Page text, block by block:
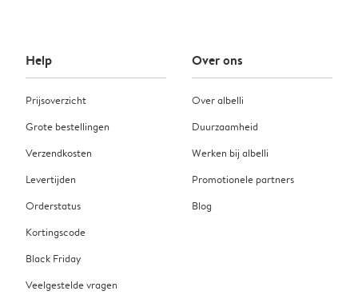
Help
Prijsoverzicht
Grote bestellingen
Verzendkosten
Levertijden
Orderstatus
Kortingscode
Black Friday
Veelgestelde vragen
Over ons
Over albelli
Duurzaamheid
Werken bij albelli
Promotionele partners
Blog